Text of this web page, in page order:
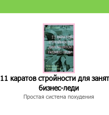
11 каратов стройности для
бизнес-леди
Простая система похудения